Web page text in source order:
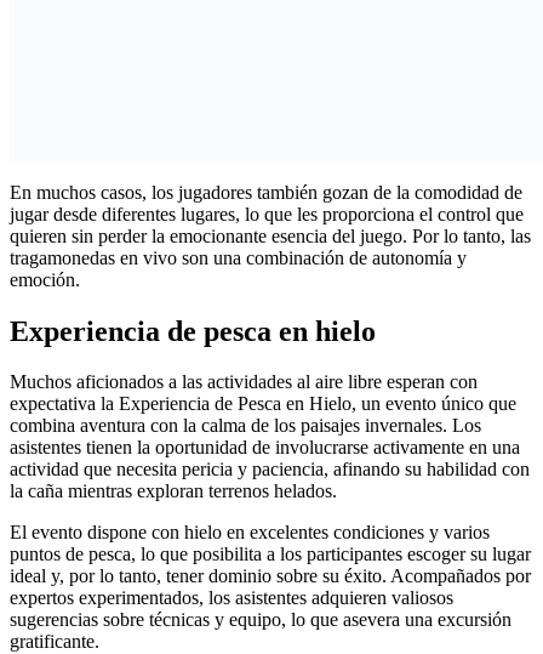
En muchos casos, los jugadores también gozan de la comodidad de
jugar desde diferentes lugares, lo que les proporciona el control que
quieren sin perder la emocionante esencia del juego. Por lo tanto, las
tragamonedas en vivo son una combinación de autonomía y
emoción.
Experiencia de pesca en hielo
Muchos aficionados a las actividades al aire libre esperan con
expectativa la Experiencia de Pesca en Hielo, un evento único que
combina aventura con la calma de los paisajes invernales. Los
asistentes tienen la oportunidad de involucrarse activamente en una
actividad que necesita pericia y paciencia, afinando su habilidad con
la caña mientras exploran terrenos helados.
El evento dispone con hielo en excelentes condiciones y varios
puntos de pesca, lo que posibilita a los participantes escoger su lugar
ideal y, por lo tanto, tener dominio sobre su éxito. Acompañados por
expertos experimentados, los asistentes adquieren valiosos
sugerencias sobre técnicas y equipo, lo que asevera una excursión
gratificante.